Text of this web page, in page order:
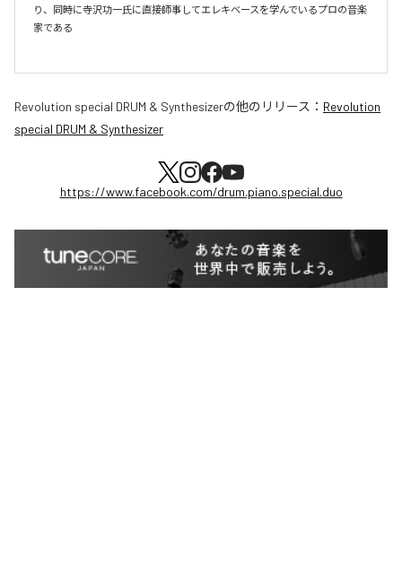
り、同時に寺沢功一氏に直接師事してエレキベースを学んでいるプロの音楽
家である
Revolution special DRUM & Synthesizerの他のリリース： Revolution
special DRUM & Synthesizer
https://www.facebook.com/drum.piano.special.duo